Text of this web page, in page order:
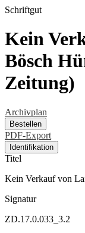
Schriftgut
Kein
Bösch
Zeitung)
Archivplan
Bestellen
PDF-Export
Identifikation
Titel
Kein Verkauf von
Signatur
ZD.17.0.033_3.2